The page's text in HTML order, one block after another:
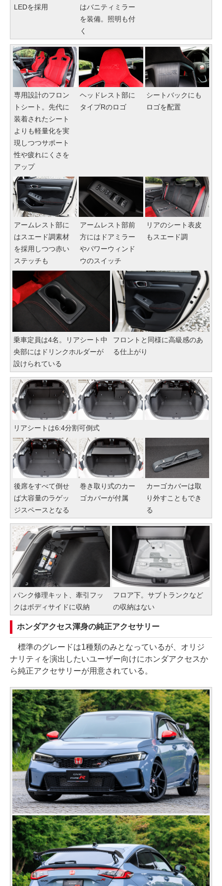
LEDを採用
はバニティミラー
を装備。照明も付
く
専用設計のフロン
トシート。先代に
装着されたシート
よりも軽量化を実
現しつつサポート
性や疲れにくさを
アップ
ヘッドレスト部に
タイプRのロゴ
シートバックにも
ロゴを配置
アームレスト部に
はスエード調素材
を採用しつつ赤い
ステッチも
アームレスト部前
方にはドアミラー
やパワーウィンド
ウのスイッチ
リアのシート表皮
もスエード調
乗車定員は4名。リアシート中
央部にはドリンクホルダーが
設けられている
フロントと同様に高級感のあ
る仕上がり
リアシートは6:4分割可倒式
後席をすべて倒せ
ば大容量のラゲッ
ジスペースとなる
巻き取り式のカー
ゴカバーが付属
カーゴカバーは取
り外すこともでき
る
パンク修理キット、牽引フッ
クはボディサイドに収納
フロア下。サブトランクなど
の収納はない
ホンダアクセス渾身の純正アクセサリー
標準のグレードは1種類のみとなっているが、オリジ
ナリティを演出したいユーザー向けにホンダアクセスか
ら純正アクセサリーが用意されている。